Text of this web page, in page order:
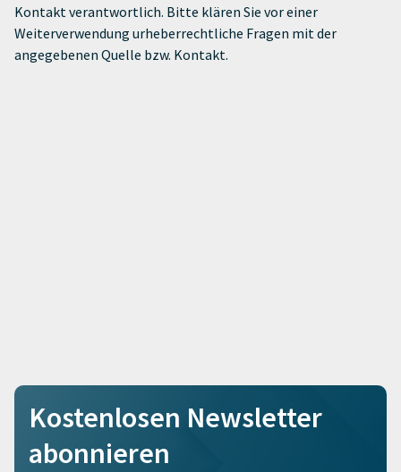
Kontakt verantwortlich. Bitte klären Sie vor einer
Weiterverwendung urheberrechtliche Fragen mit der
angegebenen Quelle bzw. Kontakt.
Kostenlosen Newsletter
abonnieren